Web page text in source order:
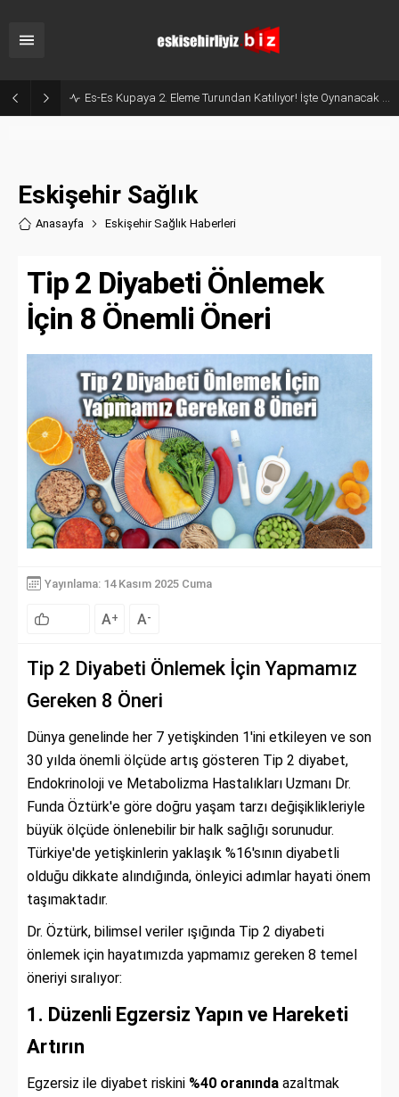
Milyonluk İhale, Sadece 30 Günlük Hizmet: Kentpark Yapay Plajı Açıldı!
Eskişehir Sağlık
Anasayfa Eskişehir Sağlık Haberleri
Tip 2 Diyabeti Önlemek
İçin 8 Önemli Öneri
Yayınlama: 14 Kasım 2025 Cuma
A+ A-
Tip 2 Diyabeti Önlemek İçin Yapmamız
Gereken 8 Öneri
Dünya genelinde her 7 yetişkinden 1'ini etkileyen ve son
30 yılda önemli ölçüde artış gösteren Tip 2 diyabet,
Endokrinoloji ve Metabolizma Hastalıkları Uzmanı Dr.
Funda Öztürk'e göre doğru yaşam tarzı değişiklikleriyle
büyük ölçüde önlenebilir bir halk sağlığı sorunudur.
Türkiye'de yetişkinlerin yaklaşık %16'sının diyabetli
olduğu dikkate alındığında, önleyici adımlar hayati önem
taşımaktadır.
Dr. Öztürk, bilimsel veriler ışığında Tip 2 diyabeti
önlemek için hayatımızda yapmamız gereken 8 temel
öneriyi sıralıyor:
1. Düzenli Egzersiz Yapın ve Hareketi
Artırın
Egzersiz ile diyabet riskini %40 oranında azaltmak